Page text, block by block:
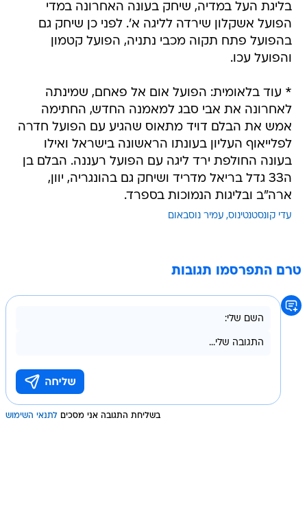
בליגת העל במדיה, שיחק בעונה האחרונה במדי
הפועל אשקלון שירדה לליגה א'. לפני כן שיחק גם
בהפועל פתח תקוה מכבי נתניה, הפועל קטמון
והפועל עכו.
* עוד בלאומית: הפועל אום אל פאחם, שמינתה
לאחרונה את אבי סבג למאמנה החדש, החתימה
אמש את הבלם דויד מתאוס שהגיע עם הפועל חדרה
לפלייאוף העליון בעונתו הראשונה בישראל ואילו
בעונה החולפת ירד ליגה עם הפועל רעננה. הבלם בן
ה33 גדל בריאל מדריד ושיחק גם בהונגריה, יוון,
ארה"ב ובליגות הנמוכות בספרד.
עדי קונסטנטינוס עמיר נוסבאום
טרם התפרסמו תגובות
בשליחת התגובה אני מסכים לתנאי השימוש